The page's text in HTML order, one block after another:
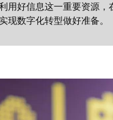
用好信息这一重要资源
现数字化转型做好准备。